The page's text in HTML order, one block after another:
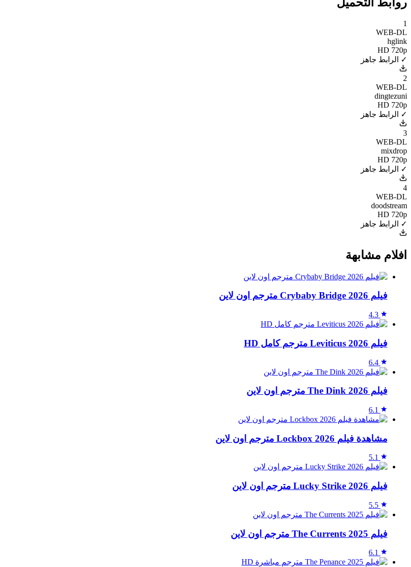
1
WEB-DL
hglink
HD 720p
✓ الرابط جاهز
2
WEB-DL
dingtezuni
HD 720p
✓ الرابط جاهز
3
WEB-DL
mixdrop
HD 720p
✓ الرابط جاهز
4
WEB-DL
doodstream
HD 720p
✓ الرابط جاهز
افلام مشابهة
فيلم Crybaby Bridge 2026 مترجم اون لاين
4.3
فيلم Leviticus 2026 مترجم كامل HD
6.4
فيلم The Dink 2026 مترجم اون لاين
6.1
مشاهدة فيلم Lockbox 2026 مترجم اون لاين
5.1
فيلم Lucky Strike 2026 مترجم اون لاين
5.5
فيلم The Currents 2025 مترجم اون لاين
6.1